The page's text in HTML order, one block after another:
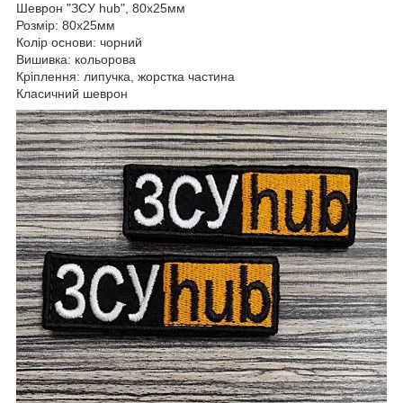
Шеврон "ЗСУ hub", 80х25мм
Розмір: 80х25мм
Колір основи: чорний
Вишивка: кольорова
Кріплення: липучка, жорстка частина
Класичний шеврон